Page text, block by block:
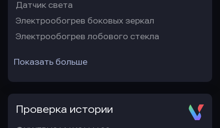
Датчик света
Электрообогрев боковых зеркал
Электрообогрев лобового стекла
Показать больше
Проверка истории